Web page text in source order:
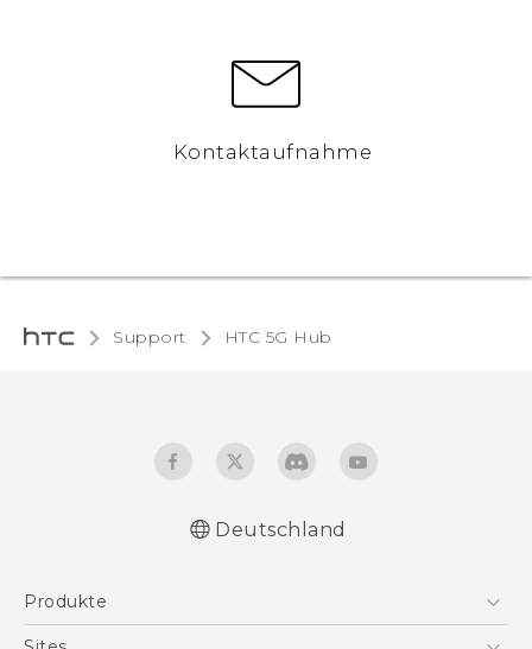
Kontaktaufnahme
Support HTC 5G Hub‎
Deutschland
Produkte
Smartphones